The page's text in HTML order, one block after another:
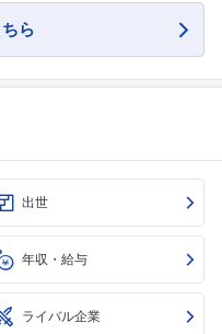
ら
出世
年収・給与
ライバル企業